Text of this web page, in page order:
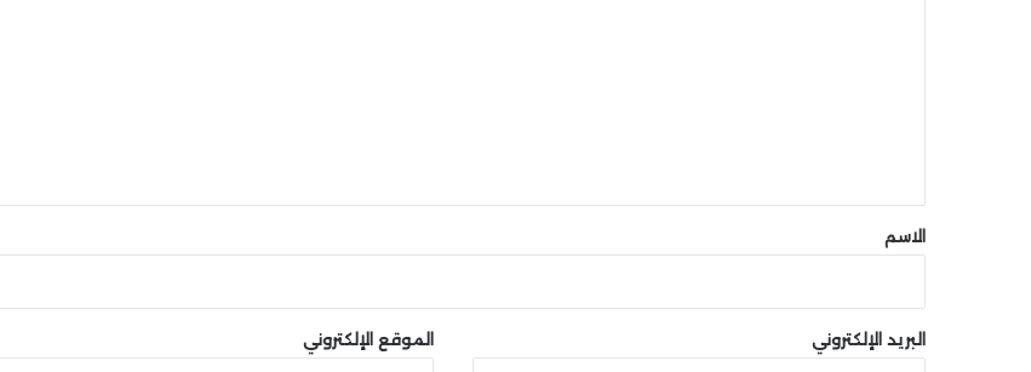
*الاسم
البريد الإلكتروني الموقع الإلكتروني